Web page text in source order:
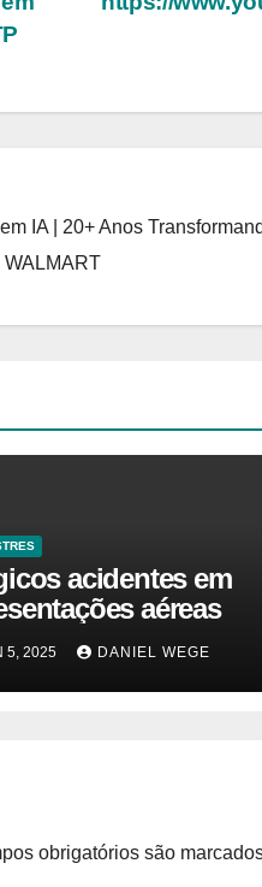
IA | 20+ Anos
acidentes em
aéreas
5, 2025 DANIEL WEGE
obrigatórios são